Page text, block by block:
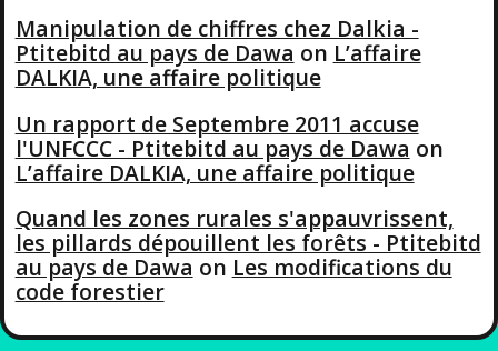
Manipulation de chiffres chez Dalkia -
Ptitebitd au pays de Dawa on L’affaire
DALKIA, une affaire politique
Un rapport de Septembre 2011 accuse
l'UNFCCC - Ptitebitd au pays de Dawa on
L’affaire DALKIA, une affaire politique
Quand les zones rurales s'appauvrissent,
les pillards dépouillent les forêts - Ptitebitd
au pays de Dawa on Les modifications du
code forestier